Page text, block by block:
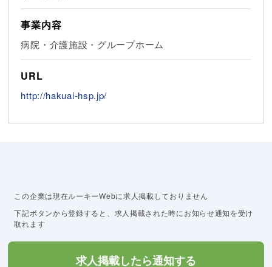
事業内容
病院・介護施設・グループホーム
URL
http://hakuai-hsp.jp/
この企業は現在ルーキーWebに求人掲載しておりません
下記ボタンから登録すると、求人掲載された時にお知らせ通知を受け
取れます
求人掲載したら通知する